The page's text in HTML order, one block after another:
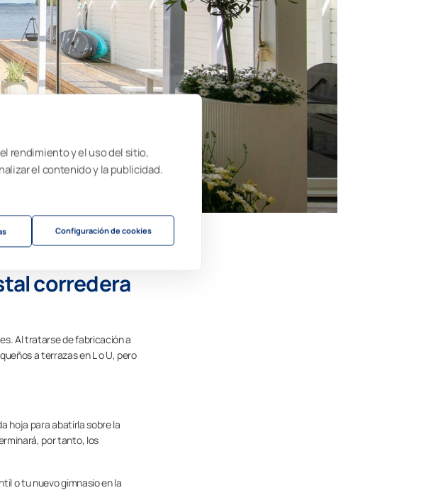
rendimiento y el uso del sitio,
el contenido y la publicidad.
Configuración de cookies
corredera
Al tratarse de fabricación a
a terrazas en L o U, pero
hoja para abatirla sobre la
por tanto, los
o tu nuevo gimnasio en la